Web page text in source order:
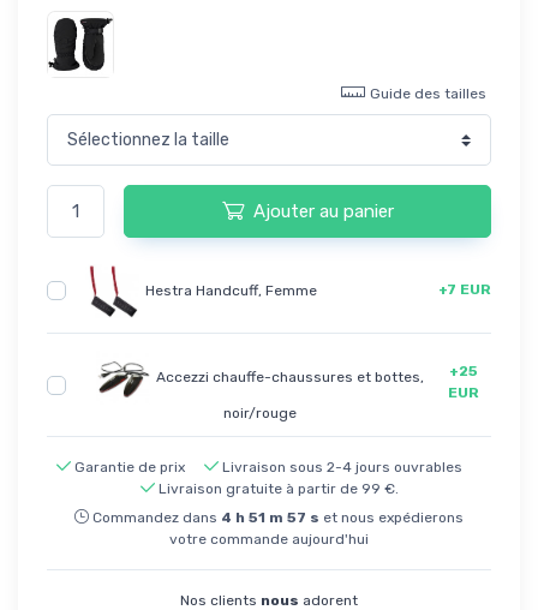
Guide des tailles
Ajouter au panier
Hestra Handcuff, Femme +7 EUR
Accezzi chauffe-chaussures et bottes,
noir/rouge
+25
EUR
Garantie de prix
Livraison sous 2-4 jours ouvrables
Livraison gratuite à partir de 99 €.
Commandez dans 4 h 51 m 57 s et nous expédierons
votre commande aujourd'hui
Nos clients nous adorent